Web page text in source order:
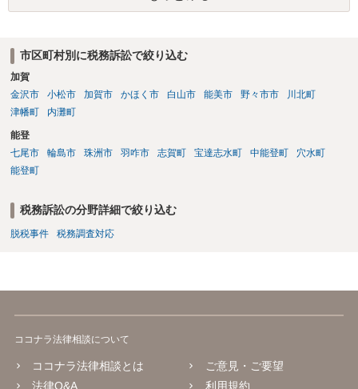
市区町村別に税務訴訟で絞り込む
加賀
金沢市
小松市 加賀市 かほく市 白山市 能美市 野々市市
川北町
津幡町
内灘町
能登
七尾市
輪島市 珠洲市 羽咋市 志賀町 宝達志水町 中能登町
穴水町
能登町
税務訴訟の分野詳細で絞り込む
脱税事件 税務調査対応
ココナラ法律相談について
ココナラ法律相談とは
法律Q&A
ご意見・ご要望
利用規約